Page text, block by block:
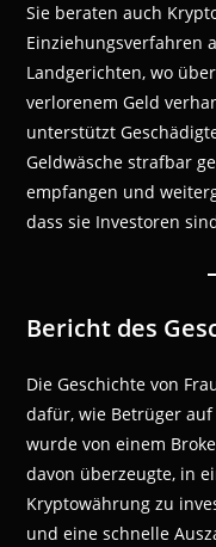
Sie beraten auch
Einziehungsverfahren
Landgerichten, wo
verlorenem Geld
unterstützt
Geldwäsche strafbar
empfangen und
dass sie Investoren
Bericht des
Die Geschichte von
dafür, wie Betrüger
wurde von einem
davon überzeugte, in
Kryptowährung zu
und eine schnelle